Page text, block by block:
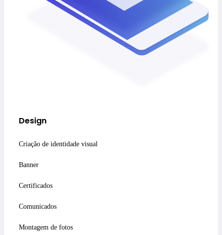
Design
Criação de identidade visual
Banner
Certificados
Comunicados
Montagem de fotos